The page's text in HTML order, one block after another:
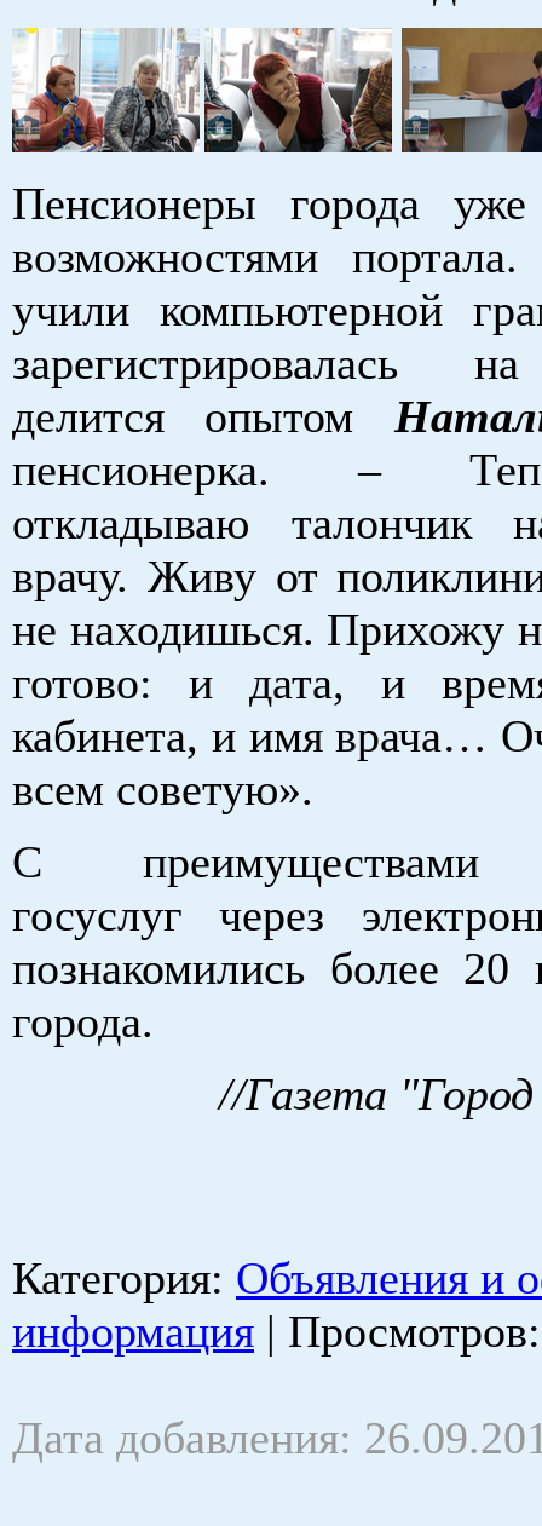
Пенсионеры города уже
возможностями
учили компьютерной
зарегистрировалась
делится опытом
пенсионерка. –
откладываю талончик
врачу. Живу от
не находишься. Прихожу
готово: и дата, и
кабинета, и имя врача…
всем советую».
С преимуществами
госуслуг через
познакомились более 20
города.
//Газета "Город
Категория: Объявления и
информация | Просмотров
Дата добавления: